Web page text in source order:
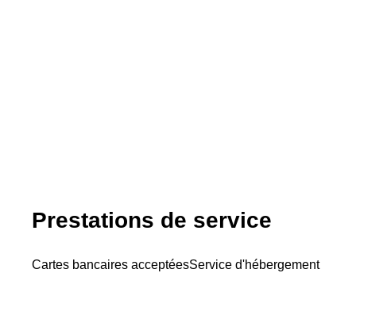
Prestations de service
Cartes bancaires acceptéesService d'hébergement